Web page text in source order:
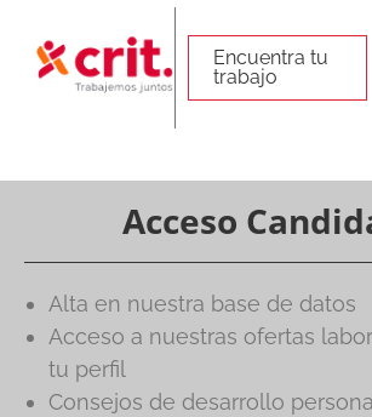
content
Encuentra tu
trabajo
Acceso
Alta en nuestra base de datos
Acceso a nuestras ofertas
tu perfil
Consejos de desarrollo
Encuentra tu